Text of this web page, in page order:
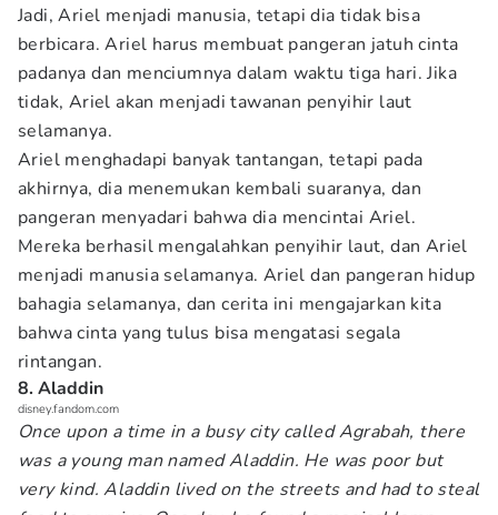
Jadi, Ariel menjadi manusia, tetapi dia tidak bisa
berbicara. Ariel harus membuat pangeran jatuh cinta
padanya dan menciumnya dalam waktu tiga hari. Jika
tidak, Ariel akan menjadi tawanan penyihir laut
selamanya.
Ariel menghadapi banyak tantangan, tetapi pada
akhirnya, dia menemukan kembali suaranya, dan
pangeran menyadari bahwa dia mencintai Ariel.
Mereka berhasil mengalahkan penyihir laut, dan Ariel
menjadi manusia selamanya. Ariel dan pangeran hidup
bahagia selamanya, dan cerita ini mengajarkan kita
bahwa cinta yang tulus bisa mengatasi segala
rintangan.
8. Aladdin
disney.fandom.com
Once upon a time in a busy city called Agrabah, there
was a young man named Aladdin. He was poor but
very kind. Aladdin lived on the streets and had to steal